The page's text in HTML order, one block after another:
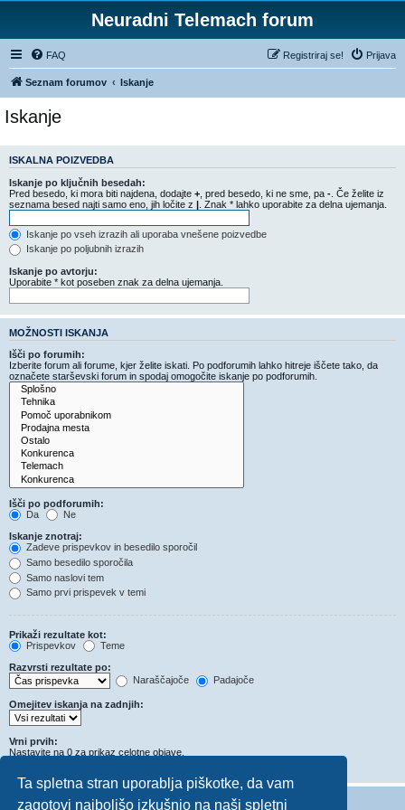
Ta spletna stran uporablja piškotke, da vam
zagotovi najboljšo izkušnjo na naši spletni
Neuradni Telemach forum
FAQ Prijava
Registriraj se!
Seznam forumov Iskanje
Iskanje
ISKALNA POIZVEDBA
Iskanje po ključnih besedah:
Pred besedo, ki mora biti najdena, dodajte + , pred besedo, ki ne sme, pa - . Če želite iz
seznama besed najti samo eno, jih ločite z | . Znak * lahko uporabite za delna ujemanja.
Iskanje po vseh izrazih ali uporaba vnešene poizvedbe
Iskanje po poljubnih izrazih
Iskanje po avtorju:
Uporabite * kot poseben znak za delna ujemanja.
MOŽNOSTI ISKANJA
Išči po forumih:
Izberite forum ali forume, kjer želite iskati. Po podforumih lahko hitreje iščete tako, da
označete starševski forum in spodaj omogočite iskanje po podforumih.
Išči po podforumih:
Da
Ne
Iskanje znotraj:
Zadeve prispevkov in besedilo sporočil
Samo besedilo sporočila
Samo naslovi tem
Samo prvi prispevek v temi
Prikaži rezultate kot:
Prispevkov
Teme
Razvrsti rezultate po:
Naraščajoče
Padajoče
Omejitev iskanja na zadnjih:
Vrni prvih:
Nastavite na 0 za prikaz celotne objave.